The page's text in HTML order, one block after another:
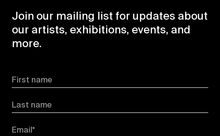
Join our mailing list for updates about
our artists, exhibitions, events, and
more.
First name
Last name
Email*